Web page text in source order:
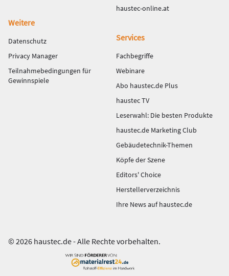
haustec-online.at
Weitere
Datenschutz
Privacy Manager
Teilnahmebedingungen für
Gewinnspiele
Services
Fachbegriffe
Webinare
Abo haustec.de Plus
haustec TV
Leserwahl: Die besten Produkte
haustec.de Marketing Club
Gebäudetechnik-Themen
Köpfe der Szene
Editors' Choice
Herstellerverzeichnis
Ihre News auf haustec.de
© 2026 haustec.de - Alle Rechte vorbehalten.